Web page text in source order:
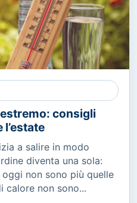
consigli
a salire in modo
diventa una sola:
non sono più quelle
calore non sono...